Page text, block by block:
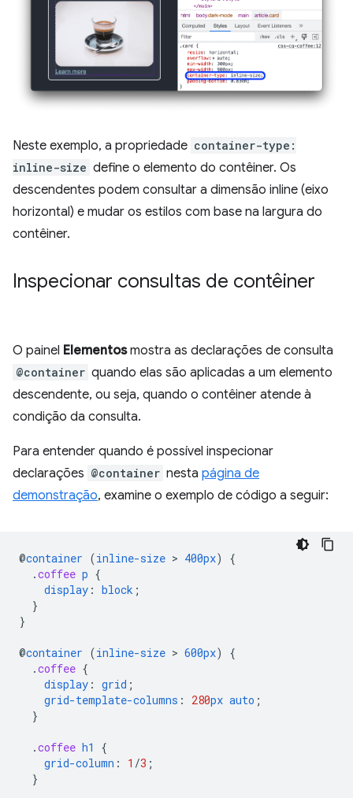
Neste exemplo, a propriedade container-type:
inline-size define o elemento do contêiner. Os
descendentes podem consultar a dimensão inline (eixo
horizontal) e mudar os estilos com base na largura do
contêiner.
Inspecionar consultas de contêiner
O painel Elementosmostra as declarações de consulta
@container quando elas são aplicadas a um elemento
descendente, ou seja, quando o contêiner atende à
condição da consulta.
Para entender quando é possível inspecionar
declarações @container nesta página de
demonstração, examine o exemplo de código a seguir:
@container (inline-size > 400px)
{
.coffee p {
display : block ;
}
}
@container (inline-size > 600px)
{
.coffee {
display : grid ;
grid-template-columns : 280px auto ;
}
.coffee h1
{
grid-column : 1 /3 ;
}